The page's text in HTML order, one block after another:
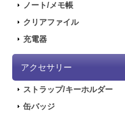
ノート/メモ帳
クリアファイル
充電器
アクセサリー
ストラップ/キーホルダー
缶バッジ